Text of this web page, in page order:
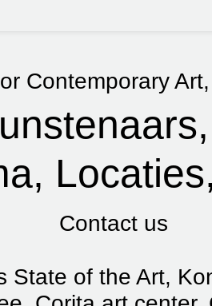
Locaties
Contact us